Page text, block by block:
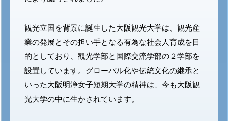
観光立国を背景に誕生した大阪観光大学は、観光産
業の発展とその担い手となる有為な社会人育成を目
的としており、 観光学部と国際交流学部の２学部を
設置しています。グローバル化や伝統文化の継承と
いった大阪明浄女子短期大学の精神は、今も大阪観
光大学の中に生かされています。